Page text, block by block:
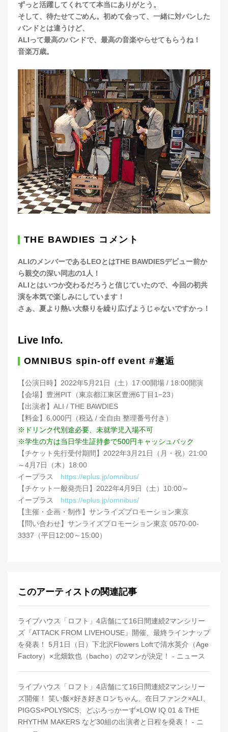
ずっと活躍してくれてて本当にありがとう。
そして、待たせてごめん。初めて会って、一緒に対バンした
バンドとは違うけど、
ALIって最高のバンドで、最高の音楽やらせてもらうね！
音楽万歳。
THE BAWDIES コメント
ALIのメンバーであるLEOとはTHE BAWDIESデビュー前か
ら親交の深い同志の1人！
ALIとはいつか交わるだろうと信じていたので、今回の初共
演を本気で楽しみにしています！
さぁ、夏より熱い大祭りを繰り広げようじゃないですかっ！
Live Info.
OMNIBUS spin-off event #邂逅
【公演日時】2022年5月21日（土）17:00開場 / 18:00開演
【会場】豊洲PIT（東京都江東区豊洲6丁目1−23）
【出演者】ALI / THE BAWDIES
【料金】6,000円（税込 / 全自由 整理番号付き）
※ドリンク代別途必要、未就学児入場不可
※学生の方は当日学生証持参で500円キャッシュバック
【チケット先行受付期間】2022年3月21日（月・祝）21:00
～4月7日（木）18:00
イープラス https://eplus.jp/omnibus/
【チケット一般発売日】2022年4月9日（土）10:00～
イープラス https://eplus.jp/omnibus/
【主催・企画・制作】サンライズプロモーション東京
【問い合わせ】サンライズプロモーション東京 0570-00-
3337（平日12:00～15:00）
このアーティストの関連記事
ライブハウス「ロフト」4店舗にて16日間連続2マンシリー
ズ『ATTACK FROM LIVEHOUSE』開催、最終ラインナップ
を発表！ 5月1日（日）下北沢Flowers Loftで清水英介（Age
Factory）×北畑欽也（bacho）の2マンが決定！ - ニュース
ライブハウス「ロフト」4店舗にて16日間連続2マンシリー
ズ開催！ 笑い飯×好き好きロンちゃん、在日ファンク×ALI、
PIGGS×POLYSICS、どぶろっかーず×LOW IQ 01 & THE
RHYTHM MAKERS など30組の出演者と日程を発表！ - ニ